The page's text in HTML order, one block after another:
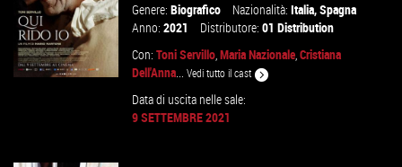
Genere:Biografico Nazionalità:Italia,Spagna
Anno:2021 Distributore:01 Distribution
Con:Toni Servillo,Maria Nazionale,Cristiana
Dell'Anna...Vedi tutto il cast
Data di uscita nelle sale:
9 SETTEMBRE 2021